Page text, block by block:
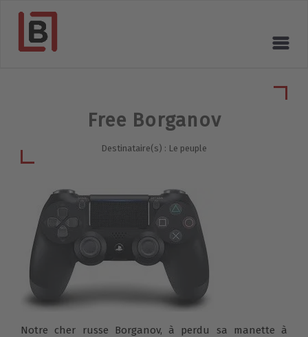
Free Borganov
Destinataire(s) : Le peuple
Notre cher russe Borganov, à perdu sa manette à